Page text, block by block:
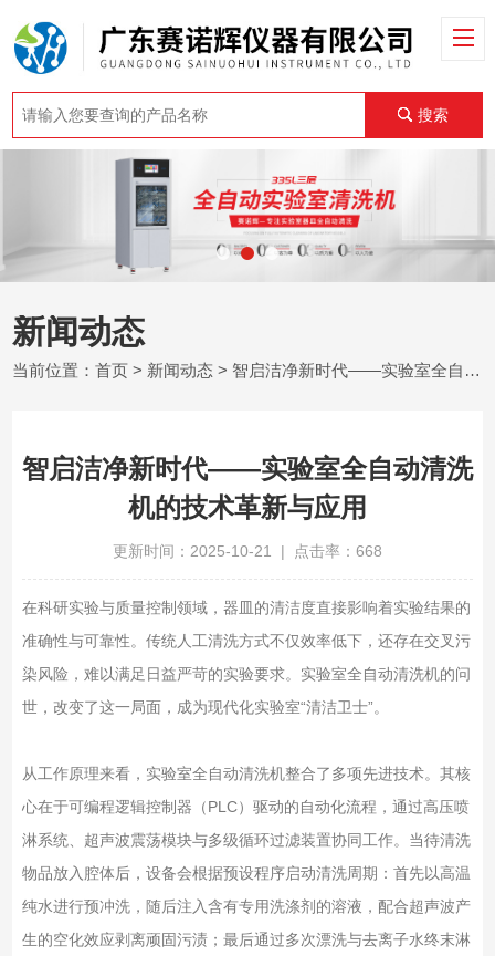
搜索
新闻动态
当前位置：首页 > 新闻动态 > 智启洁净新时代——实验室全自动清洗机的技术革新与应用
智启洁净新时代——实验室全自动清洗
机的技术革新与应用
更新时间：2025-10-21 | 点击率：668
在科研实验与质量控制领域，器皿的清洁度直接影响着实验结果的
准确性与可靠性。传统人工清洗方式不仅效率低下，还存在交叉污
染风险，难以满足日益严苛的实验要求。实验室全自动清洗机的问
世，改变了这一局面，成为现代化实验室“清洁卫士”。
从工作原理来看，实验室全自动清洗机整合了多项先进技术。其核
心在于可编程逻辑控制器（PLC）驱动的自动化流程，通过高压喷
淋系统、超声波震荡模块与多级循环过滤装置协同工作。当待清洗
物品放入腔体后，设备会根据预设程序启动清洗周期：首先以高温
纯水进行预冲洗，随后注入含有专用洗涤剂的溶液，配合超声波产
生的空化效应剥离顽固污渍；最后通过多次漂洗与去离子水终末淋